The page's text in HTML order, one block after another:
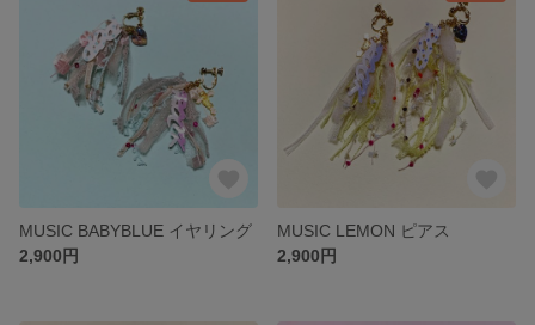
MUSIC BABYBLUE イヤリング
2,900円
MUSIC LEMON ピアス
2,900円